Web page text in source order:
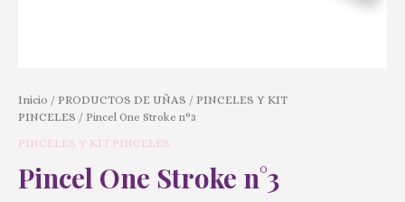
Inicio / PRODUCTOS DE UÑAS / PINCELES Y KIT
PINCELES / Pincel One Stroke n°3
PINCELES Y KIT PINCELES
Pincel One Stroke n°3